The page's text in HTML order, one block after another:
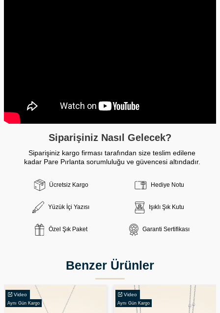
Siparişiniz Nasıl Gelecek?
Siparişiniz kargo firması tarafından size teslim edilene
kadar Pare Pırlanta sorumluluğu ve güvencesi altındadır.
Ücretsiz Kargo Hediye Notu
Yüzük İçi Yazısı Işıklı Şık Kutu
Özel Şık Paket Garanti Sertifikası
Benzer Ürünler
Video
Aynı Gün Kargo
Video
Aynı Gün Kargo